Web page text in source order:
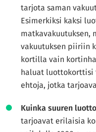
tarjota saman
Esimerkiksi kaksi
vakuutuksen piiriin
kortilla vain
haluat luottokorttisi
ehtoja, jotka
Kuinka suuren
tarjoavat erilaisia